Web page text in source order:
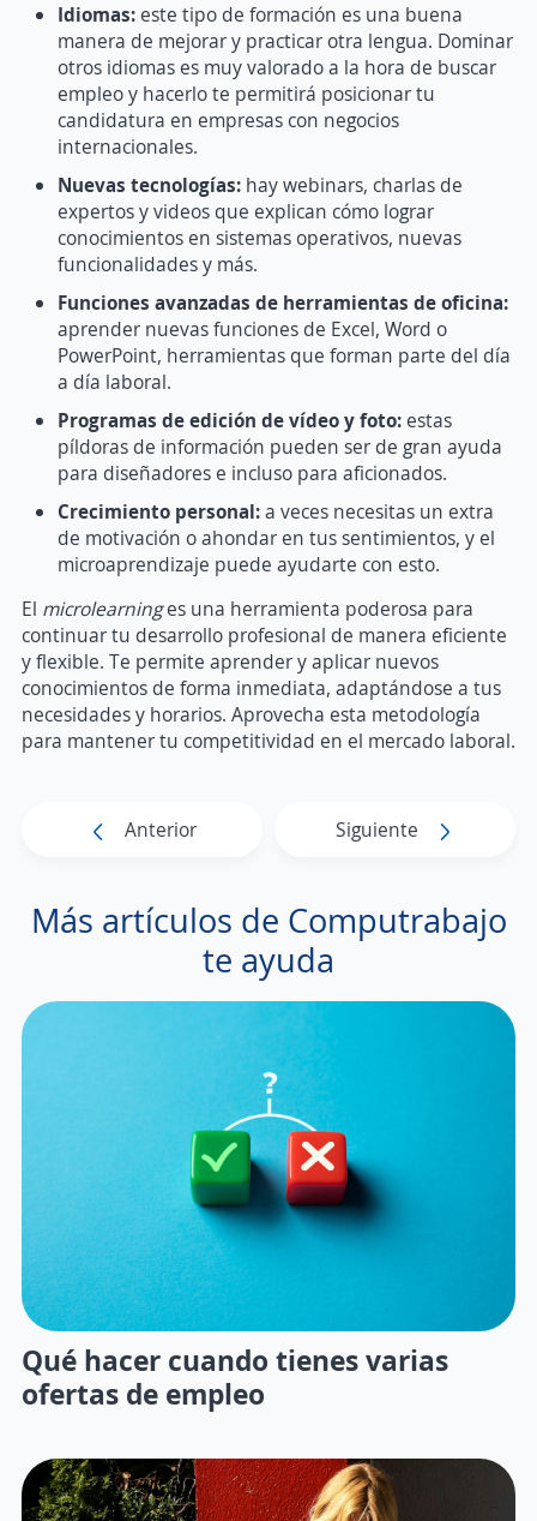
Idiomas: este tipo de formación es una buena
manera de mejorar y practicar otra lengua. Dominar
otros idiomas es muy valorado a la hora de buscar
empleo y hacerlo te permitirá posicionar tu
candidatura en empresas con negocios
internacionales.
Nuevas tecnologías: hay webinars, charlas de
expertos y videos que explican cómo lograr
conocimientos en sistemas operativos, nuevas
funcionalidades y más.
Funciones avanzadas de herramientas de oficina:
aprender nuevas funciones de Excel, Word o
PowerPoint, herramientas que forman parte del día
a día laboral.
Programas de edición de vídeo y foto: estas
píldoras de información pueden ser de gran ayuda
para diseñadores e incluso para aficionados.
Crecimiento personal:a veces necesitas un extra
de motivación o ahondar en tus sentimientos, y el
microaprendizaje puede ayudarte con esto.
El microlearninges una herramienta poderosa para
continuar tu desarrollo profesional de manera eficiente
y flexible. Te permite aprender y aplicar nuevos
conocimientos de forma inmediata, adaptándose a tus
necesidades y horarios. Aprovecha esta metodología
para mantener tu competitividad en el mercado laboral.
Anterior Siguiente
Más artículos de Computrabajo
te ayuda
Qué hacer cuando tienes varias
ofertas de empleo